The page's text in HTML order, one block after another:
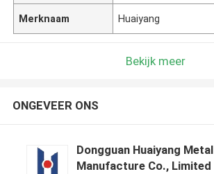
Merknaam Huaiyang
Bekijk meer
ONGEVEER ONS
Dongguan Huaiyang Metal
Manufacture Co., Limited